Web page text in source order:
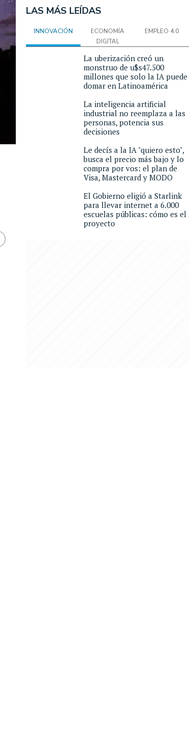
LAS MÁS LEÍDAS
INNOVACIÓN
ECONOMÍA
DIGITAL
EMPLEO 4.0
La uberización creó un
monstruo de u$s47.500
millones que solo la IA puede
domar en Latinoamérica
La inteligencia artificial
industrial no reemplaza a las
personas, potencia sus
decisiones
Le decís a la IA "quiero esto",
busca el precio más bajo y lo
compra por vos: el plan de
Visa, Mastercard y MODO
El Gobierno eligió a Starlink
para llevar internet a 6.000
escuelas públicas: cómo es el
proyecto